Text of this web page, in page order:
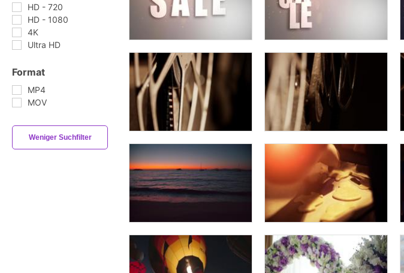
HD - 720
HD - 1080
4K
Ultra HD
Format
MP4
MOV
Weniger Suchfilter